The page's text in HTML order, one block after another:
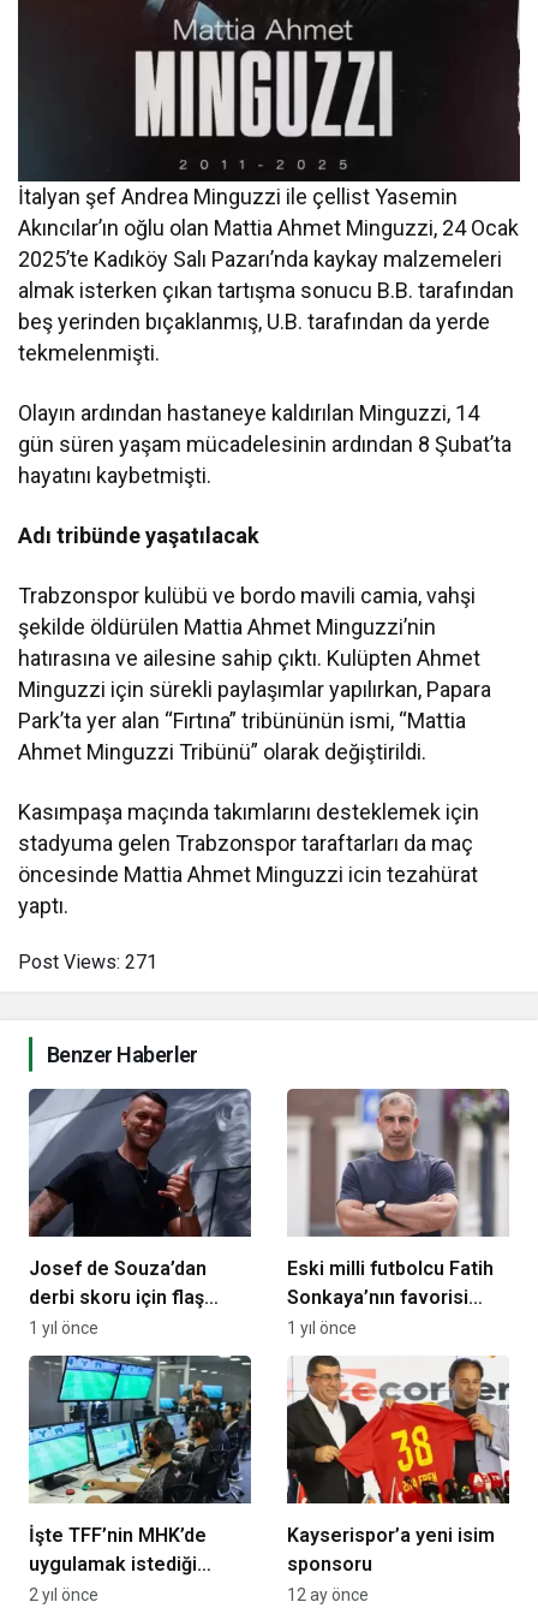
İtalyan şef Andrea Minguzzi ile çellist Yasemin
Akıncılar’ın oğlu olan Mattia Ahmet Minguzzi, 24 Ocak
2025’te Kadıköy Salı Pazarı’nda kaykay malzemeleri
almak isterken çıkan tartışma sonucu B.B. tarafından
beş yerinden bıçaklanmış, U.B. tarafından da yerde
tekmelenmişti.
Olayın ardından hastaneye kaldırılan Minguzzi, 14
gün süren yaşam mücadelesinin ardından 8 Şubat’ta
hayatını kaybetmişti.
Adı tribünde yaşatılacak
Trabzonspor kulübü ve bordo mavili camia, vahşi
şekilde öldürülen Mattia Ahmet Minguzzi’nin
hatırasına ve ailesine sahip çıktı. Kulüpten Ahmet
Minguzzi için sürekli paylaşımlar yapılırkan, Papara
Park’ta yer alan “Fırtına” tribününün ismi, “Mattia
Ahmet Minguzzi Tribünü” olarak değiştirildi.
Kasımpaşa maçında takımlarını desteklemek için
stadyuma gelen Trabzonspor taraftarları da maç
öncesinde Mattia Ahmet Minguzzi icin tezahürat
yaptı.
Post Views: 271
Benzer Haberler
Josef de Souza’dan
derbi skoru için flaş
tahmin!
1 yıl önce
Eski milli futbolcu Fatih
Sonkaya’nın favorisi
Fenerbahçe
1 yıl önce
İşte TFF’nin MHK’de
uygulamak istediği
İngiliz sistemi
2 yıl önce
Kayserispor’a yeni isim
sponsoru
12 ay önce